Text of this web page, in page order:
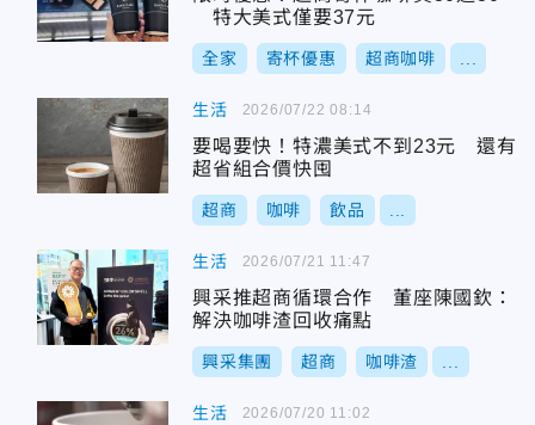
特大美式僅要37元
全家 寄杯優惠 超商咖啡
生活
要喝要快！特濃美式不到23元 還有
超省組合價快囤
超商 咖啡 飲品
2026/07/22 08:14
生活
興采推超商循環合作 董座陳國欽：
解決咖啡渣回收痛點
興采集團 超商 咖啡渣
2026/07/21 11:47
生活 2026/07/20 11:02